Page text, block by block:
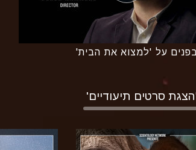
על 'למצוא את הבית'
סרטים תיעודיים'